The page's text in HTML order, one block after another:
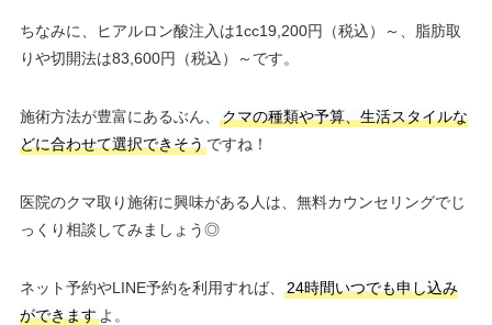
ちなみに、ヒアルロン酸注入は1cc19,200円（税込）～、脂肪取
りや切開法は83,600円（税込）～です。
施術方法が豊富にあるぶん、
クマの種類や予算、生活スタイルな
どに合わせて選択できそうですね！
医院のクマ取り施術に興味がある人は、無料カウンセリングでじ
っくり相談してみましょう◎
ネット予約やLINE予約を利用すれば、
24時間いつでも申し込み
ができますよ。